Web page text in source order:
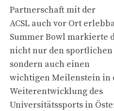
Partnerschaft mit der
ACSL auch vor Ort
Summer Bowl markierte
nicht nur den sportlichen
sondern auch einen
wichtigen Meilenstein in
Weiterentwicklung des
Universitätssports in